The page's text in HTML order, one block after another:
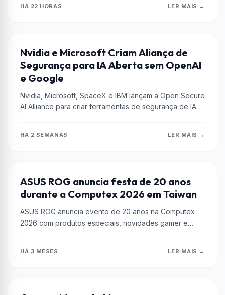
HÁ 22 HORAS LER MAIS →
EMPRESAS
Nvidia e Microsoft Criam Aliança de
Segurança para IA Aberta sem OpenAI
e Google
Nvidia, Microsoft, SpaceX e IBM lançam a Open Secure
AI Alliance para criar ferramentas de segurança de IA
HÁ 2 SEMANAS LER MAIS →
ASUS
ASUS ROG anuncia festa de 20 anos
durante a Computex 2026 em Taiwan
ASUS ROG anuncia evento de 20 anos na Computex
2026 com produtos especiais, novidades gamer e
HÁ 3 MESES LER MAIS →